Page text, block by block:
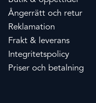
Ångerrätt och retur
Reklamation
Frakt & leverans
Integritetspolicy
Priser och betalning